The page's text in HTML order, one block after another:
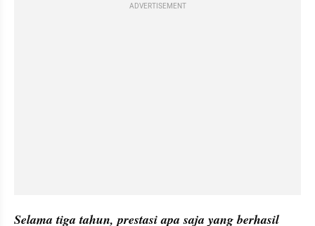
ADVERTISEMENT
Selama tiga tahun, prestasi apa saja yang berhasil